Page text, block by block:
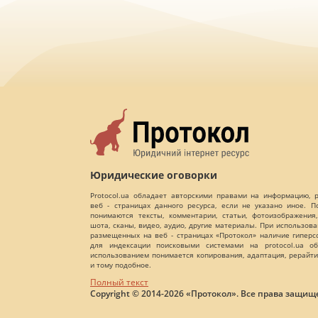
Юридические оговорки
Protocol.ua обладает авторскими правами на информацию,
веб - страницах данного ресурса, если не указано иное.
понимаются тексты, комментарии, статьи,
шота, сканы, видео, аудио, другие материалы. При
размещенных на веб - страницах «Протокол» наличие
для индексации поисковыми системами на protocol.ua
использованием понимается копирования, адаптация,
и тому подобное.
Полный текст
Copyright © 2014-2026 «Протокол». Все права